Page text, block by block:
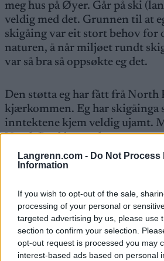
Langrenn.com - Do Not Process
Information
If you wish to opt-out of the sale,
processing of your personal or
targeted advertising by us, please use
section to confirm your selection.
opt-out request is processed you may
interest-based ads based on personal
meg hus på Øyer. Går på ski
veldig med det. Grunnen til at
skigåing var eit stort behov for
naturen, å når miljøet rundt
var så bra så oppsøkte eg det.
Den støtta eg har fått frå North
kjærkommen. Eg har skigåinga
inntektene kjem veldig ujamt.
North Pool kan eg konsentrere
trening og konkuransar, utan å
økonomiske.
Eg har opplevd ganske mykje
både motgang og medgang.
opplevd er VM bronsen eg
Ellers så vant eg 3
00. Og vart nr.3 i den totale